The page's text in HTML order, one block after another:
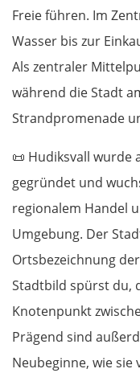
Freie führen. Im
Wasser bis zur
Als zentraler
während die Stadt
Strandpromenade
📜 Hudiksvall wurde
gegründet und
regionalem Handel
Umgebung. Der
Ortsbezeichnung
Stadtbild spürst du,
Knotenpunkt
Prägend sind
Neubeginne, wie sie
Bauska
Litauen
Panevėžys
Vilnius
Alytus
Suwałki
Ełk